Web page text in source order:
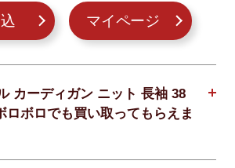
マイページ
カーディガン ニット 長袖 38
ロボロでも買い取ってもらえま